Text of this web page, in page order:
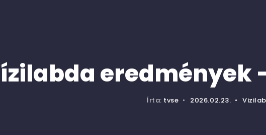
eredmények
Írta: tvse • 2026.02.23. •